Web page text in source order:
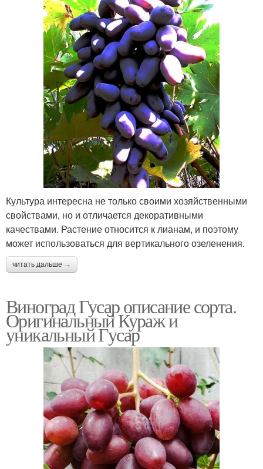
Культура интересна не только своими хозяйственными
свойствами, но и отличается декоративными
качествами. Растение относится к лианам, и поэтому
может использоваться для вертикального озеленения.
читать дальше →
Виноград Гусар описание сорта.
Оригинальный Кураж и
уникальный Гусар